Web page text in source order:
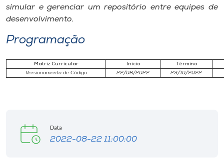
Biblioteca
Editora
Rádio
Unoesc
simular e gerenciar um repositório entre equipes de
desenvolvimento.
Programação
Matriz Curricular Início
Término
Versionamento de Código
22/08/2022 23/10/2022
Data
2022-08-22 11:00:00